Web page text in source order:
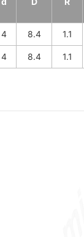
4 8.4 1.1
4 8.4 1.1